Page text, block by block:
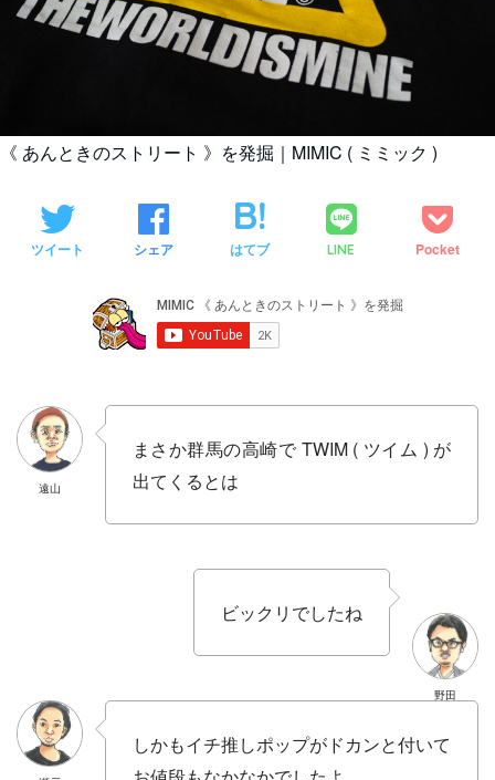
《 あんときのストリート 》を発掘｜MIMIC ( ミミック )
ツイート シェア はてブ LINE Pocket
遠山
まさか群馬の高崎で TWIM ( ツイム ) が
出てくるとは
野田
ビックリでしたね
しかもイチ推しポップがドカンと付いて